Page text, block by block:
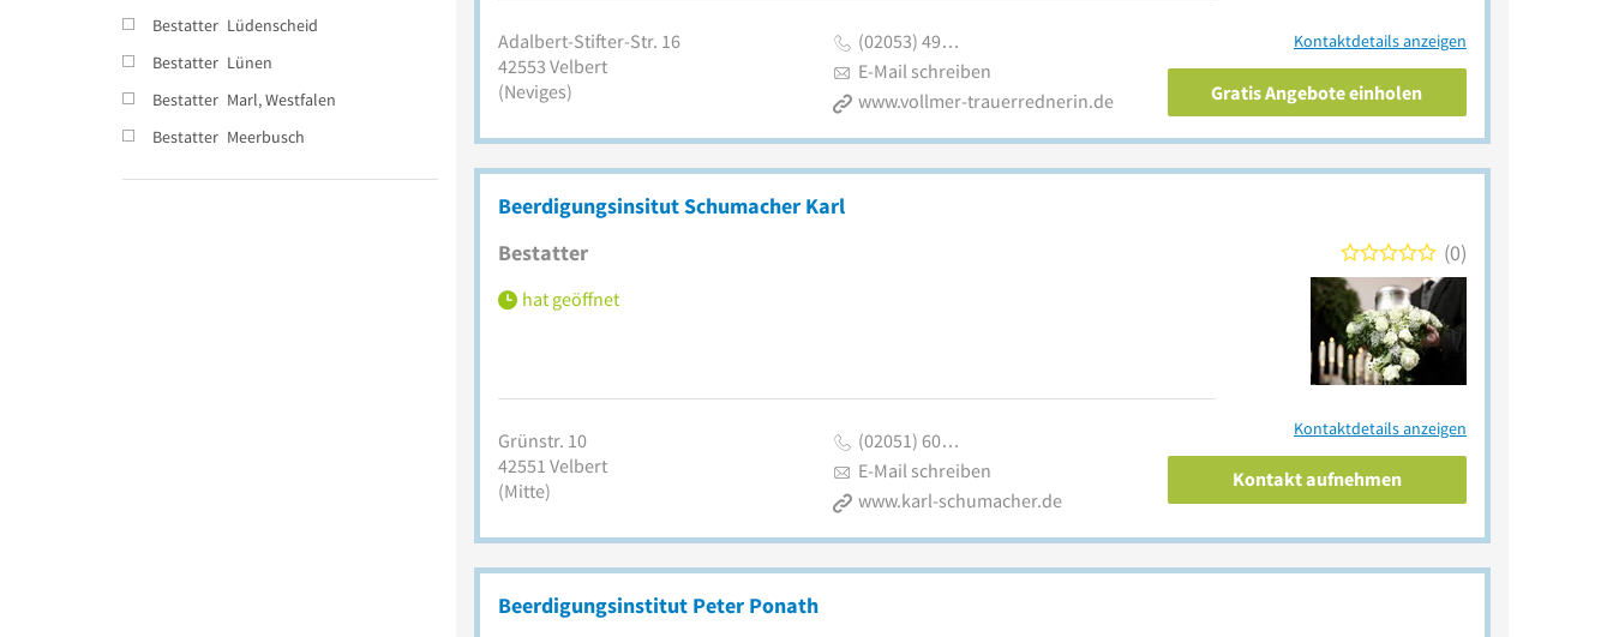
Bestatter Lüdenscheid
Bestatter Lünen
Bestatter Marl, Westfalen
Bestatter Meerbusch
Adalbert-Stifter-Str. 16
42553 Velbert
(Neviges)
(02053) 49…
E-Mail schreiben
www.vollmer-trauerrednerin.de
Kontaktdetails anzeigen
Gratis Angebote einholen
Beerdigungsinsitut Schumacher Karl
Bestatter
hat geöffnet
0
Grünstr. 10
42551 Velbert
(Mitte)
(02051) 60…
E-Mail schreiben
www.karl-schumacher.de
Kontaktdetails anzeigen
Kontakt aufnehmen
Beerdigungsinstitut Peter Ponath